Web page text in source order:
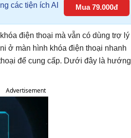
các tiện ích AI Mua 79.000đ
điện thoại mà vẫn có dùng trợ lý
ở màn hình khóa điện thoại nhanh
để cung cấp. Dưới đây là hướng
Advertisement